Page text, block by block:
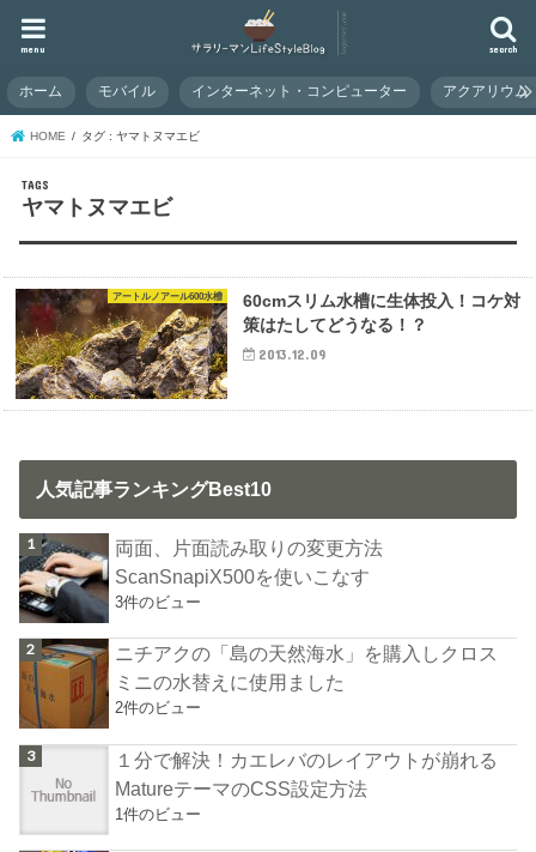
search
menu
ホーム モバイル インターネット・コンピューター アクアリウム
HOME タグ : ヤマトヌマエビ
ヤマトヌマエビ
アートルノアール600水槽
60cmスリム水槽に生体投入！コケ対
策はたしてどうなる！？
2013.12.09
人気記事ランキングBest10
両面、片面読み取りの変更方法
ScanSnapiX500を使いこなす
3件のビュー
ニチアクの「島の天然海水」を購入しクロス
ミニの水替えに使用ました
2件のビュー
１分で解決！カエレバのレイアウトが崩れる
MatureテーマのCSS設定方法
1件のビュー